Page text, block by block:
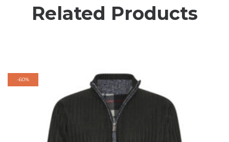
Related Products
-60%